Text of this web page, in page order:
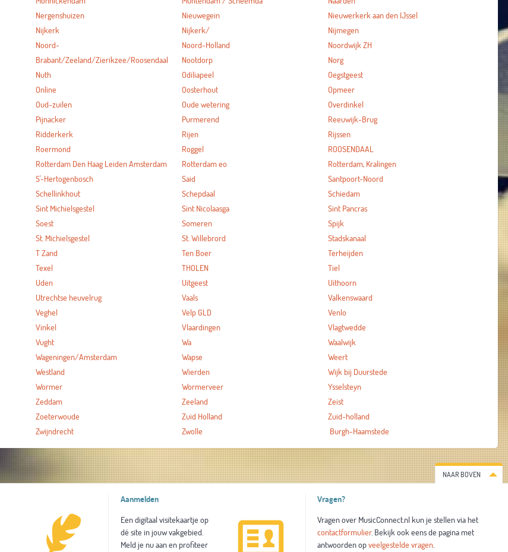
Nergenshuizen Nieuwegein
Nieuwerkerk aan den IJssel
Nijkerk Nijkerk/
Nijmegen
Noord-
Brabant/Zeeland/Zierikzee/Roosendaal
Noord-Holland
Noordwijk ZH
Nootdorp
Norg
Nuth Odiliapeel
Oegstgeest
Online Oosterhout
Opmeer
Oud-zuilen Oude wetering
Overdinkel
Pijnacker Purmerend
Reeuwijk-Brug
Ridderkerk Rijen
Rijssen
Roermond Roggel
ROOSENDAAL
Rotterdam Den Haag Leiden Amsterdam Rotterdam eo
Rotterdam, Kralingen
S'-Hertogenbosch Said
Santpoort-Noord
Schellinkhout Schepdaal
Schiedam
Sint Michielsgestel Sint Nicolaasga
Sint Pancras
Soest Someren
Spijk
St. Michielsgestel St. Willebrord
Stadskanaal
T Zand Ten Boer
Terheijden
Texel THOLEN
Tiel
Uden Uitgeest
Uithoorn
Utrechtse heuvelrug Vaals
Valkenswaard
Veghel Velp GLD
Venlo
Vinkel Vlaardingen
Vlagtwedde
Vught Wa
Waalwijk
Wageningen/Amsterdam Wapse
Weert
Westland Wierden
Wijk bij Duurstede
Wormer Wormerveer
Ysselsteyn
Zeddam Zeeland
Zeist
Zoeterwoude Zuid Holland
Zuid-holland
Zwijndrecht Zwolle Burgh-Haamstede
NAAR BOVEN
Aanmelden
Een digitaal visitekaartje op
dé site in jouw vakgebied.
Meld je nu aan en profiteer
Vragen?
Vragen over MusicConnect.nl kun je stellen via het
contactformulier. Bekijk ook eens de pagina met
antwoorden opveelgestelde vragen.